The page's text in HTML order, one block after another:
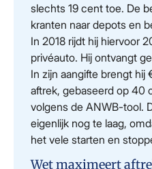
slechts 19 cent toe. De
kranten naar depots en
In 2018 rijdt hij hiervoor
privéauto. Hij ontvangt
In zijn aangifte brengt hij
aftrek, gebaseerd op 40
volgens de ANWB-tool.
eigenlijk nog te laag,
het vele starten en
Wet maximeert